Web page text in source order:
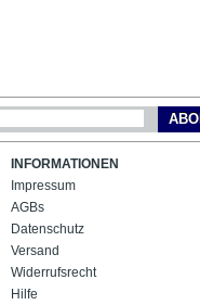
INFORMATIONEN
Impressum
AGBs
Datenschutz
Versand
Widerrufsrecht
Hilfe